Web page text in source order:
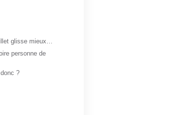
glisse mieux…
personne de
?